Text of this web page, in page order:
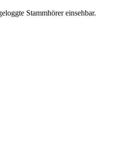
Stammhörer einsehbar.